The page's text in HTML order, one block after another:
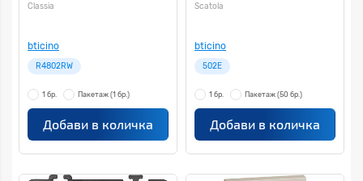
Classia
bticino
R4802RW
1 бр. Пакетаж (1 бр.)
Добави в количка
Scatola
bticino
502E
1 бр. Пакетаж (50 бр.)
Добави в количка